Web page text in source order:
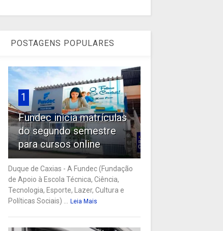
POSTAGENS POPULARES
1
Fundec inicia matrículas
do segundo semestre
para cursos online
Duque de Caxias - A Fundec (Fundação
de Apoio à Escola Técnica, Ciência,
Tecnologia, Esporte, Lazer, Cultura e
Políticas Sociais) ...
Leia Mais